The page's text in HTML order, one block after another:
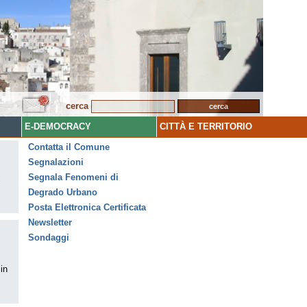
cerca
E-DEMOCRACY CITTÀ E TERRITORIO
Contatta il Comune
Segnalazioni
Segnala Fenomeni di
Degrado Urbano
Posta Elettronica Certificata
Newsletter
Sondaggi